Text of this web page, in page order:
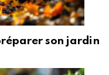
son jardin